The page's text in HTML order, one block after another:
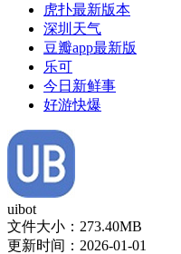
虎扑最新版本
深圳天气
豆瓣app最新版
乐可
今日新鲜事
好游快爆
uibot
文件大小：273.40MB
更新时间：2026-01-01